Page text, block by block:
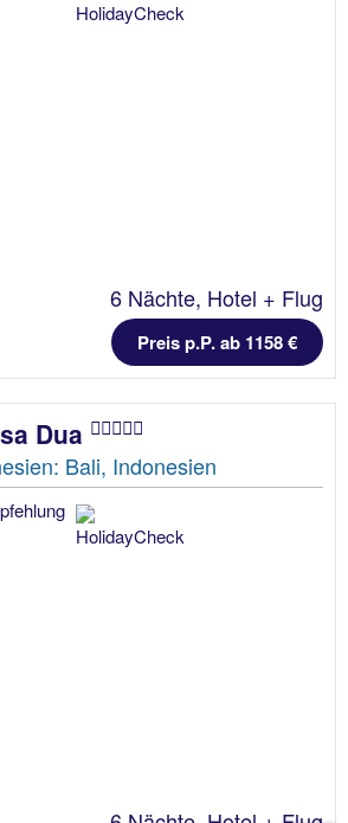
6 Nächte, Hotel + Flug
Preis p.P. ab 1158 €
Dua
Bali, Indonesien